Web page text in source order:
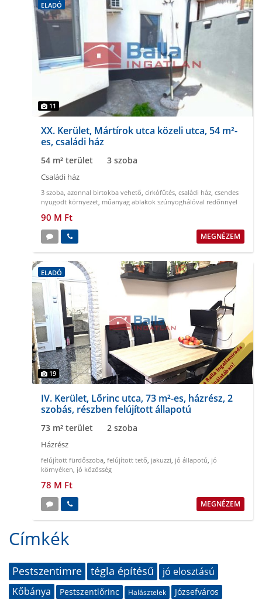
ELADÓ
11
XX. Kerület, Mártírok utca közeli utca, 54 m²-
es, családi ház
54 m² terület 3 szoba
Családi ház
3 szoba, azonnal birtokba vehető, cirkófűtés, családi ház, csendes
nyugodt környezet, műanyag ablakok szúnyoghálóval redőnnyel
90 M Ft
MEGNÉZEM
ELADÓ
19
IV. Kerület, Lőrinc utca, 73 m²-es, házrész, 2
szobás, részben felújított állapotú
73 m² terület 2 szoba
Házrész
felújított fürdőszoba, felújított tető, jakuzzi, jó állapotú, jó
környéken, jó közösség
78 M Ft
MEGNÉZEM
Címkék
Pestszentimre tégla építésű
jó elosztású
Kőbánya
Pestszentlőrinc Halásztelek Józsefváros